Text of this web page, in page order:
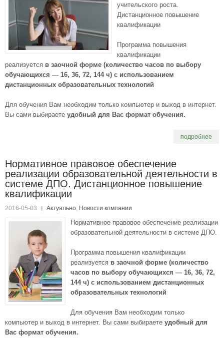
учительского роста.
Дистанционное повышение
квалификации
Программа повышения
квалификации
реализуется в заочной форме (количество часов по выбору
обучающихся — 16, 36, 72, 144 ч) с использованием
дистанционных образовательных технологий
Для обучения Вам необходим только компьютер и выход в интернет.
Вы сами выбираете удобный для Вас формат обучения.
подробнее
Нормативное правовое обеспечение
реализации образовательной деятельности в
системе ДПО. Дистанционное повышение
квалификации
2016-05-03 Актуально, Новости компании
Нормативное правовое обеспечение реализации
образовательной деятельности в системе ДПО.
Программа повышения квалификации
реализуется в заочной форме (количество
часов по выбору обучающихся — 16, 36, 72,
144 ч) с использованием дистанционных
образовательных технологий
Для обучения Вам необходим только
компьютер и выход в интернет. Вы сами выбираете удобный для
Вас формат обучения.